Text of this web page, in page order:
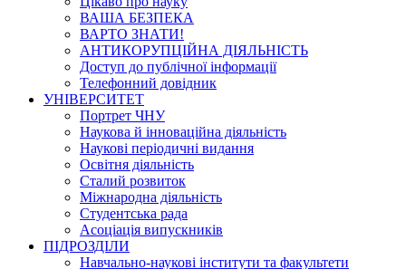
ВАША БЕЗПЕКА
ВАРТО ЗНАТИ!
АНТИКОРУПЦІЙНА ДІЯЛЬНІСТЬ
Доступ до публічної інформації
Телефонний довідник
УНІВЕРСИТЕТ
Портрет ЧНУ
Наукова й інноваційна діяльність
Наукові періодичні видання
Освітня діяльність
Сталий розвиток
Міжнародна діяльність
Студентська рада
Асоціація випускників
ПІДРОЗДІЛИ
Навчально-наукові інститути та факультети